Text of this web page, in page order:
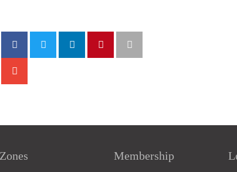
Zones Membership